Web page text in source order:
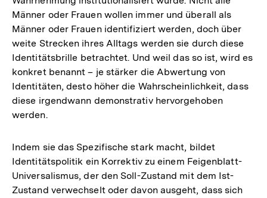
Männer oder Frauen wollen immer und überall als
Männer oder Frauen identifiziert werden, doch über
weite Strecken ihres Alltags werden sie durch diese
Identitätsbrille betrachtet. Und weil das so ist, wird es
konkret benannt – je stärker die Abwertung von
Identitäten, desto höher die Wahrscheinlichkeit, dass
diese irgendwann demonstrativ hervorgehoben
werden.
Indem sie das Spezifische stark macht, bildet
Identitätspolitik ein Korrektiv zu einem Feigenblatt-
Universalismus, der den Soll-Zustand mit dem Ist-
Zustand verwechselt oder davon ausgeht, dass sich